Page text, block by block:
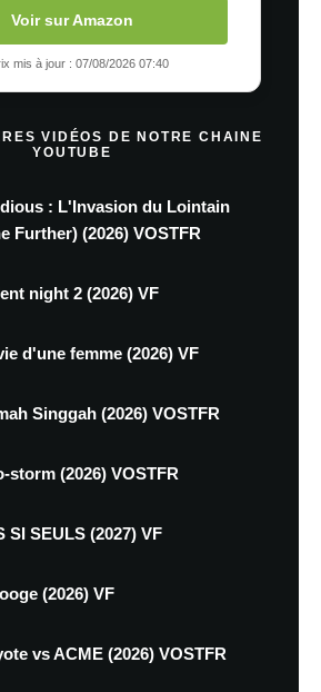
Voir sur Amazon
mis à jour : 07/08/2026 07:40
VIDÉOS DE NOTRE CHAINE
YOUTUBE
: L'Invasion du Lointain
Further) (2026) VOSTFR
night 2 (2026) VF
d'une femme (2026) VF
Singgah (2026) VOSTFR
storm (2026) VOSTFR
SI SEULS (2027) VF
(2026) VF
vs ACME (2026) VOSTFR